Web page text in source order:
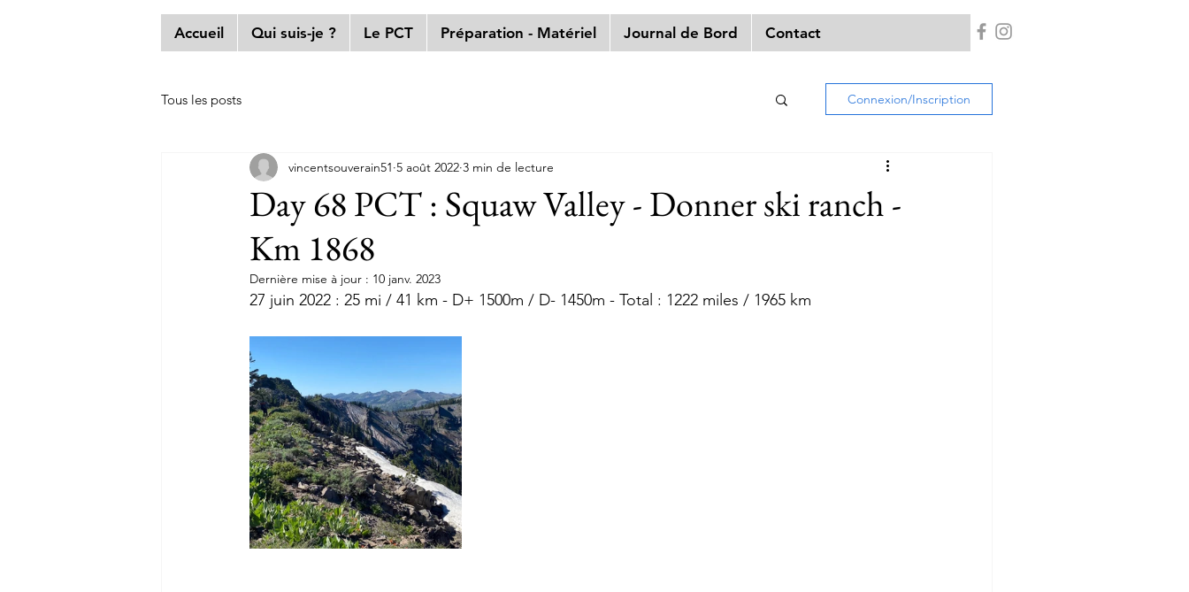
Accueil Qui suis-je ? Le PCT Préparation - Matériel Journal de Bord Contact
Tous les posts Connexion/Inscription
Day 68 PCT : Squaw Valley - Donner ski ranch -
Km 1868
vincentsouverain51 5 août 2022 3 min de lecture
Dernière mise à jour : 10 janv. 2023
27 juin 2022 : 25 mi / 41 km - D+ 1500m / D- 1450m - Total : 1222 miles / 1965 km